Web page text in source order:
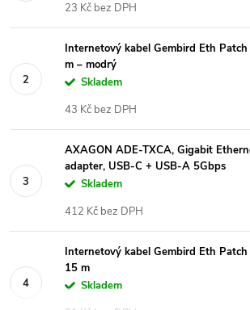
23 Kč bez DPH
Internetový kabel Gembird Eth
m – modrý
Skladem
43 Kč bez DPH
AXAGON ADE-TXCA, Gigabit
adapter, USB-C + USB-A 5Gbps
Skladem
412 Kč bez DPH
Internetový kabel Gembird Eth
15 m
Skladem